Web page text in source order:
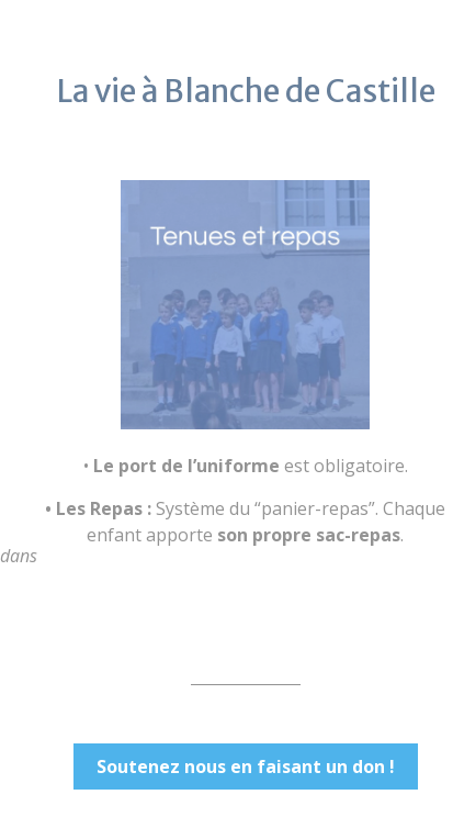
La vie à Blanche de Castille
• Le port de l’uniforme est obligatoire.
• Les Repas : Système du “panier-repas”. Chaque
enfant apporte son propre sac-repas.
Soutenez nous en faisant un don !